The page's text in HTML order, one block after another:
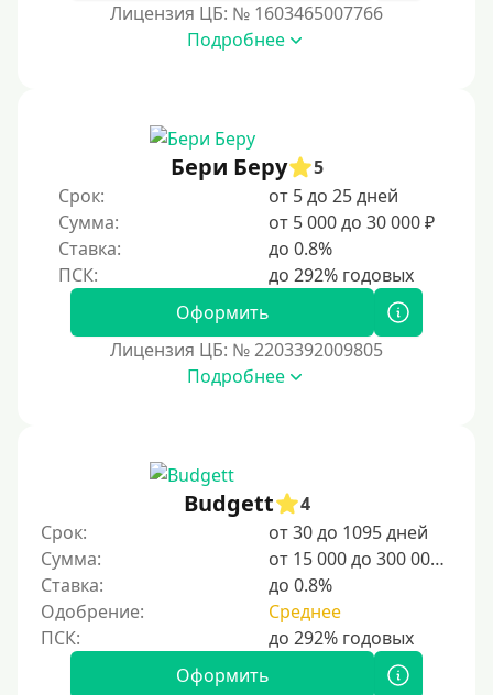
Лицензия ЦБ: № 1603465007766
Подробнее
Бери Беру
5
Срок:
от 5 до 25 дней
Сумма:
от 5 000 до 30 000 ₽
Ставка:
до 0.8%
Оформить
Лицензия ЦБ: № 2203392009805
Подробнее
Budgett
4
Срок:
от 30 до 1095 дней
Сумма:
от 15 000 до 300 000 ₽
Ставка:
до 0.8%
Одобрение:
Среднее
Оформить